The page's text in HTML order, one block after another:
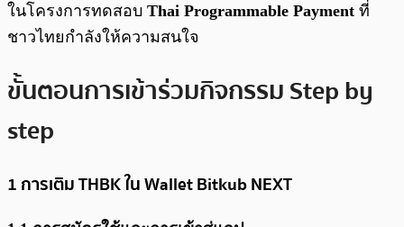
ในโครงการทดสอบ Thai Programmable Payment ที่
ชาวไทยกำลังให้ความสนใจ
ขั้นตอนการเข้าร่วมกิจกรรม Step by
step
1 การเติม THBK ใน Wallet Bitkub NEXT